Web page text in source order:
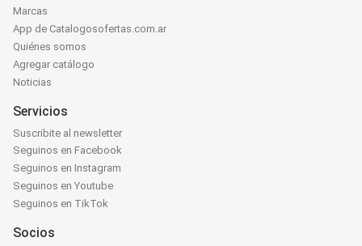
Marcas
App de Catalogosofertas.com.ar
Quiénes somos
Agregar catálogo
Noticias
Servicios
Suscribite al newsletter
Seguinos en Facebook
Seguinos en Instagram
Seguinos en Youtube
Seguinos en TikTok
Socios